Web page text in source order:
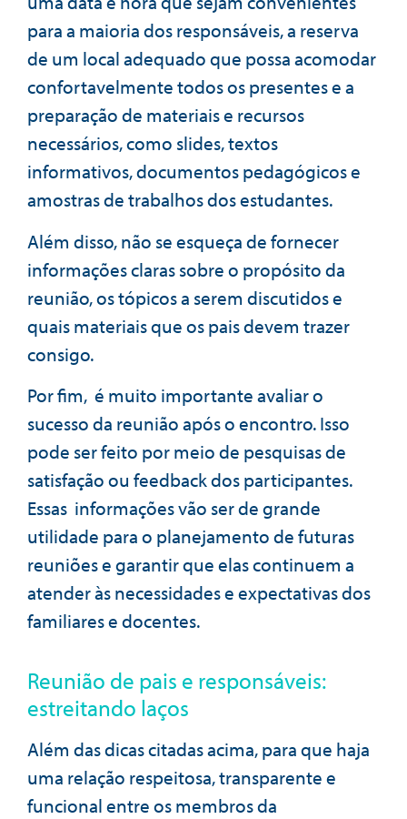
para a maioria dos responsáveis, a reserva
de um local adequado que possa acomodar
confortavelmente todos os presentes e a
preparação de materiais e recursos
necessários, como slides, textos
informativos, documentos pedagógicos e
amostras de trabalhos dos estudantes.
Além disso, não se esqueça de fornecer
informações claras sobre o propósito da
reunião, os tópicos a serem discutidos e
quais materiais que os pais devem trazer
consigo.
Por fim, é muito importante avaliar o
sucesso da reunião após o encontro. Isso
pode ser feito por meio de pesquisas de
satisfação ou feedback dos participantes.
Essas informações vão ser de grande
utilidade para o planejamento de futuras
reuniões e garantir que elas continuem a
atender às necessidades e expectativas dos
familiares e docentes.
Reunião de pais e responsáveis:
estreitando laços
Além das dicas citadas acima, para que haja
uma relação respeitosa, transparente e
funcional entre os membros da